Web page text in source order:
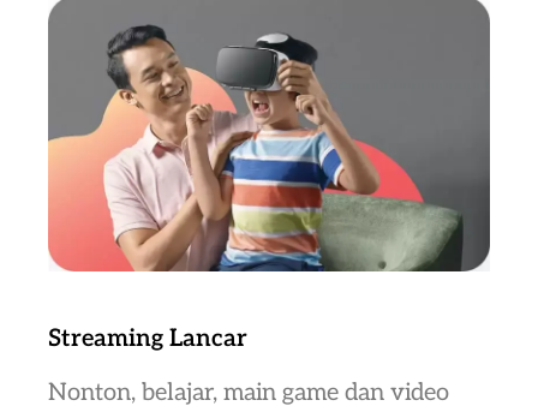
Streaming Lancar
Nonton, belajar, main game dan video